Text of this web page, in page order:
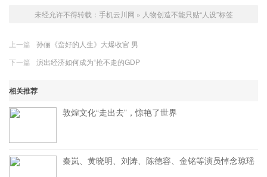
未经允许不得转载： 手机云川网 » 人物创造不能只贴“人设”标签
上一篇
孙俪《蛮好的人生》大爆收官 男
下一篇
演出经济如何成为“抢不走的GDP
相关推荐
敦煌文化“走出去”，惊艳了世界
秦岚、黄晓明、刘涛、陈德容、金铭等演员悼念琼瑶